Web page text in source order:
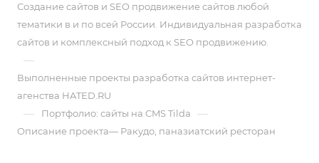
Создание сайтов и SEO продвижение сайтов любой
тематики в и по всей России. Индивидуальная разработка
сайтов и комплексный подход к SEO продвижению.
—
Выполненные проекты разработка сайтов интернет-
агенства HATED.RU
— Портфолио: сайты на CMS Tilda —
Описание проекта— Ракудо, паназиатский ресторан